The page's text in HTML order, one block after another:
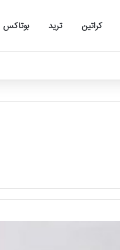
کراتین ترید بوتاکس